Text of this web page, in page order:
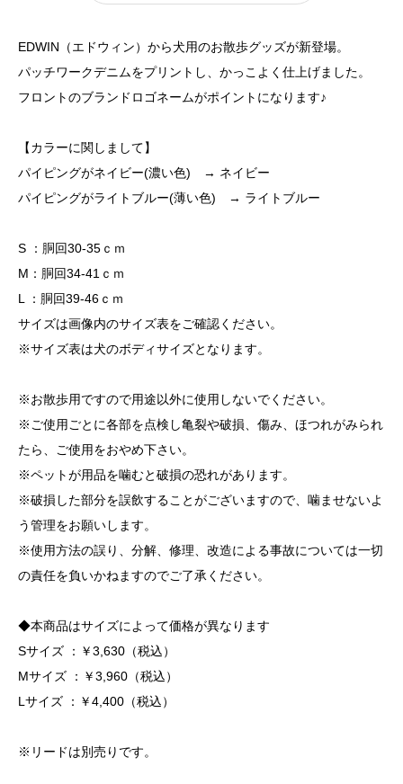
EDWIN（エドウィン）から犬用のお散歩グッズが新登場。
パッチワークデニムをプリントし、かっこよく仕上げました。
フロントのブランドロゴネームがポイントになります♪
【カラーに関しまして】
パイピングがネイビー(濃い色) → ネイビー
パイピングがライトブルー(薄い色) → ライトブルー
S ：胴回30-35ｃｍ
M：胴回34-41ｃｍ
L ：胴回39-46ｃｍ
サイズは画像内のサイズ表をご確認ください。
※サイズ表は犬のボディサイズとなります。
※お散歩用ですので用途以外に使用しないでください。
※ご使用ごとに各部を点検し亀裂や破損、傷み、ほつれがみられ
たら、ご使用をおやめ下さい。
※ペットが用品を噛むと破損の恐れがあります。
※破損した部分を誤飲することがございますので、噛ませないよ
う管理をお願いします。
※使用方法の誤り、分解、修理、改造による事故については一切
の責任を負いかねますのでご了承ください。
◆本商品はサイズによって価格が異なります
Sサイズ ：￥3,630（税込）
Mサイズ ：￥3,960（税込）
Lサイズ ：￥4,400（税込）
※リードは別売りです。